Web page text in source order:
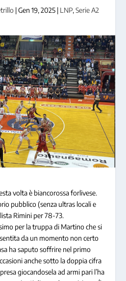
|Gen 19, 2025| LNP, Serie A2
volta è biancorossa forlivese.
pubblico (senza ultras locali e
Rimini per 78-73.
per la truppa di Martino che si
da un momento non certo
ha saputo soffrire nel primo
anche sotto la doppia cifra
giocandosela ad armi pari l’ha